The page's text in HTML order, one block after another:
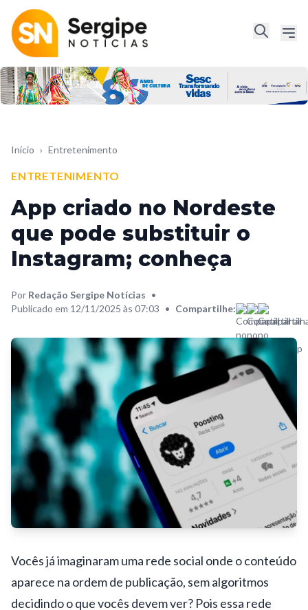
Início › Entretenimento
ENTRETENIMENTO
App criado no Nordeste
que pode substituir o
Instagram; conheça
Por Redação Sergipe Notícias •
Publicado em 12/11/2025 às 07:03 • Compartilhe:
Vocês já imaginaram uma rede social onde o conteúdo
aparece na ordem de publicação, sem algoritmos
decidindo o que vocês devem ver? Pois essa rede